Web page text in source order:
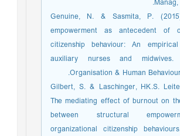
Genuine, N. & Sasmita, P.
empowerment as antecedent of
citizenship behaviour: An
auxiliary nurses and
Organisation & Human
Gilbert, S. & Laschinger, HK.S.
The mediating effect of burnout on
between structural
organizational citizenship